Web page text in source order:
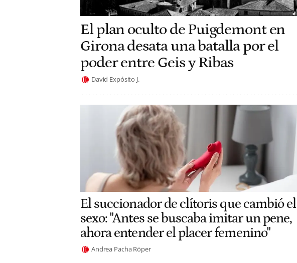
El plan oculto de Puigdemont en
Girona desata una batalla por el
poder entre Geis y Ribas
David Expósito J.
El succionador de clítoris que cambió el
sexo: "Antes se buscaba imitar un pene,
ahora entender el placer femenino"
Andrea Pacha Röper